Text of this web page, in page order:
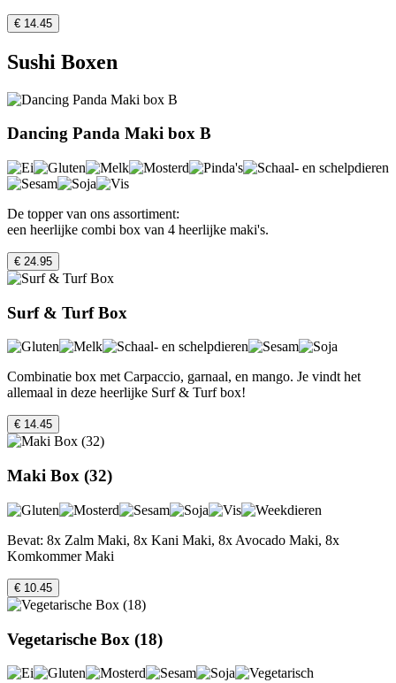
€ 14.45
Sushi Boxen
Dancing Panda Maki box B
De topper van ons assortiment:
een heerlijke combi box van 4 heerlijke maki's.
€ 24.95
Surf & Turf Box
Combinatie box met Carpaccio, garnaal, en mango. Je vindt het
allemaal in deze heerlijke Surf & Turf box!
€ 14.45
Maki Box (32)
Bevat: 8x Zalm Maki, 8x Kani Maki, 8x Avocado Maki, 8x
Komkommer Maki
€ 10.45
Vegetarische Box (18)